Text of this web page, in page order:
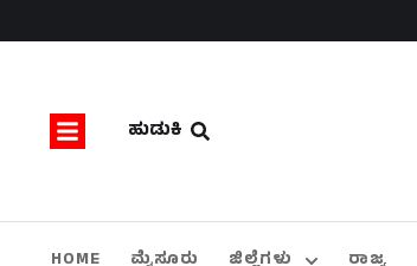
ಹುಡುಕಿ